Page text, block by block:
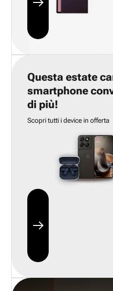
Questa estate
smartphone
di più!
Scopri tutti i device in offerta